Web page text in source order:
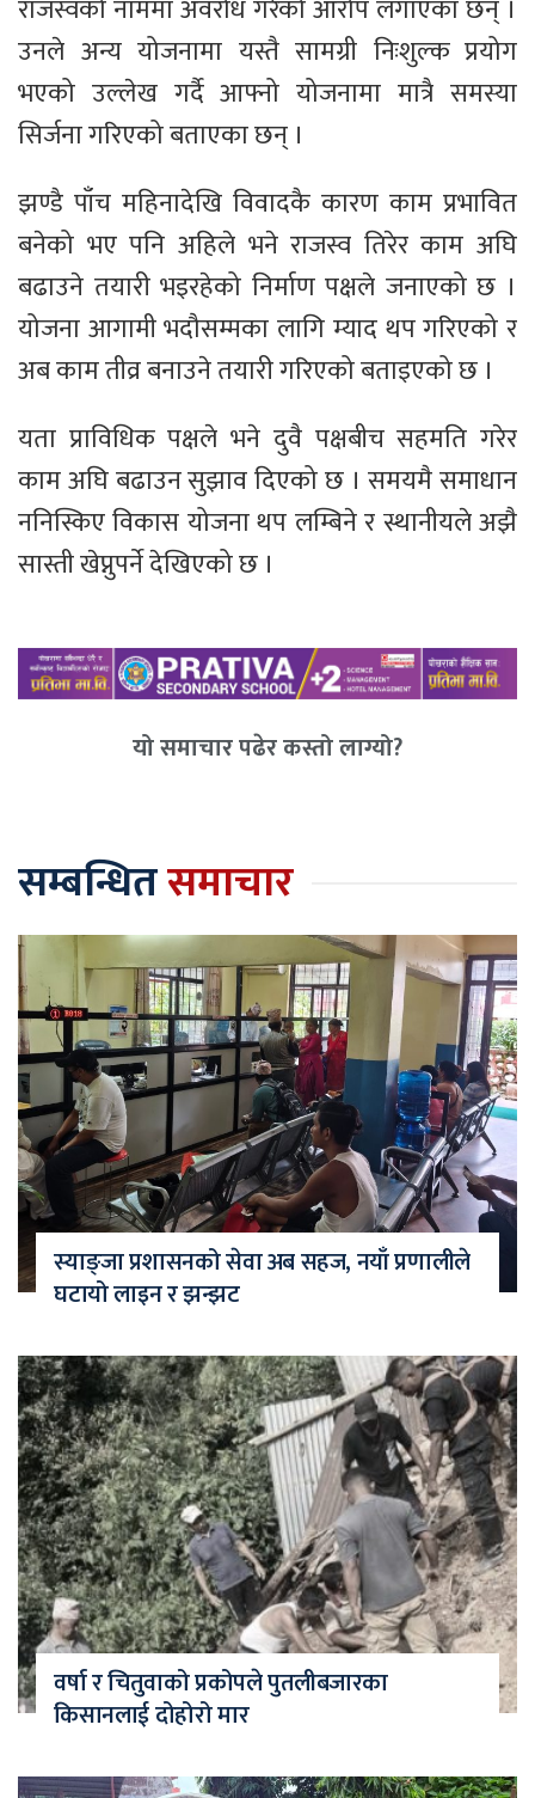
राजस्वको नाममा अवरोध गरेको आरोप लगाएका छन् ।
उनले अन्य योजनामा यस्तै सामग्री निःशुल्क प्रयोग
भएको उल्लेख गर्दै आफ्नो योजनामा मात्रै समस्या
सिर्जना गरिएको बताएका छन् ।
झण्डै पाँच महिनादेखि विवादकै कारण काम प्रभावित
बनेको भए पनि अहिले भने राजस्व तिरेर काम अघि
बढाउने तयारी भइरहेको निर्माण पक्षले जनाएको छ ।
योजना आगामी भदौसम्मका लागि म्याद थप गरिएको र
अब काम तीव्र बनाउने तयारी गरिएको बताइएको छ ।
यता प्राविधिक पक्षले भने दुवै पक्षबीच सहमति गरेर
काम अघि बढाउन सुझाव दिएको छ । समयमै समाधान
ननिस्किए विकास योजना थप लम्बिने र स्थानीयले अझै
सास्ती खेप्नुपर्ने देखिएको छ ।
यो समाचार पढेर कस्तो लाग्यो?
सम्बन्धितसमाचार
स्याङ्जा प्रशासनको सेवा अब सहज, नयाँ प्रणालीले
घटायो लाइन र झन्झट
वर्षा र चितुवाको प्रकोपले पुतलीबजारका
किसानलाई दोहोरो मार